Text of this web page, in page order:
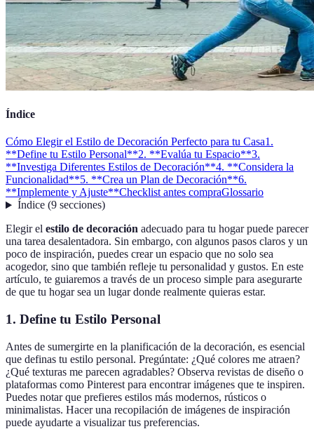
Índice
Cómo Elegir el Estilo de Decoración Perfecto para tu Casa1.
**Define tu Estilo Personal**2. **Evalúa tu Espacio**3.
**Investiga Diferentes Estilos de Decoración**4. **Considera la
Funcionalidad**5. **Crea un Plan de Decoración**6.
**Implemente y Ajuste**Checklist antes compraGlossario
Índice(9 secciones)
Elegir el estilo de decoración adecuado para tu hogar puede parecer
una tarea desalentadora. Sin embargo, con algunos pasos claros y un
poco de inspiración, puedes crear un espacio que no solo sea
acogedor, sino que también refleje tu personalidad y gustos. En este
artículo, te guiaremos a través de un proceso simple para asegurarte
de que tu hogar sea un lugar donde realmente quieras estar.
1. Define tu Estilo Personal
Antes de sumergirte en la planificación de la decoración, es esencial
que definas tu estilo personal. Pregúntate: ¿Qué colores me atraen?
¿Qué texturas me parecen agradables? Observa revistas de diseño o
plataformas como Pinterest para encontrar imágenes que te inspiren.
Puedes notar que prefieres estilos más modernos, rústicos o
minimalistas. Hacer una recopilación de imágenes de inspiración
puede ayudarte a visualizar tus preferencias.